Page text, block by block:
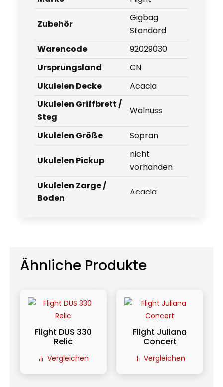
Zubehör
Gigbag
Standard
Warencode
92029030
Ursprungsland
CN
Ukulelen Decke
Acacia
Ukulelen Griffbrett /
Steg
Walnuss
Ukulelen Größe Sopran
Ukulelen Pickup
nicht
vorhanden
Ukulelen Zarge /
Boden
Acacia
Ähnliche Produkte
Flight DUS 330
Relic
Vergleichen
Flight Juliana
Concert
Vergleichen